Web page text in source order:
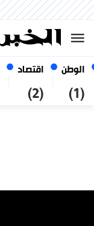
الوطن
(1)
اقتصاد
(2)
أغسطس 2026